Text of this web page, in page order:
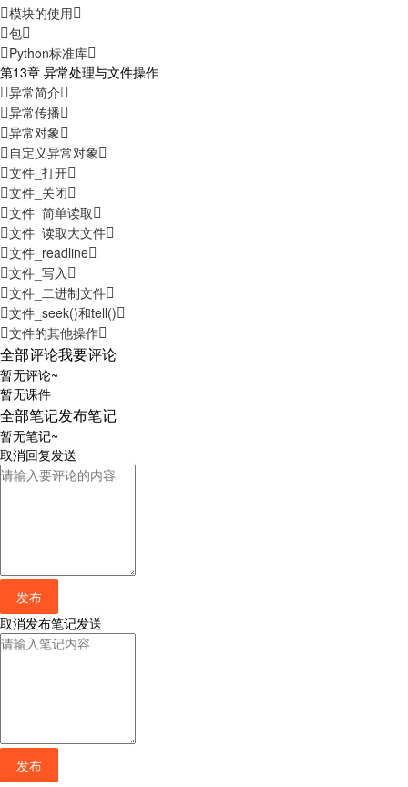
模块的使用
包
Python标准库
第13章 异常处理与文件操作
异常简介
异常传播
异常对象
自定义异常对象
文件_打开
文件_关闭
文件_简单读取
文件_读取大文件
文件_readline
文件_写入
文件_二进制文件
文件_seek()和tell()
文件的其他操作
全部评论我要评论
暂无评论~
暂无课件
全部笔记发布笔记
暂无笔记~
取消回复发送
发布
取消发布笔记发送
发布